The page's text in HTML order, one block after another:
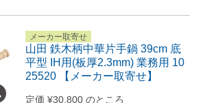
メーカー取寄せ
山田 鉄木柄中華片手鍋 39cm 底
平型 IH用(板厚2.3mm) 業務用 10
25520 【メーカー取寄せ】
定価 ¥30,800 のところ